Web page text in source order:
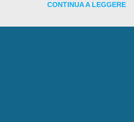
visto il lieto epilogo della vicenda.
CONTINUA A LEGGERE